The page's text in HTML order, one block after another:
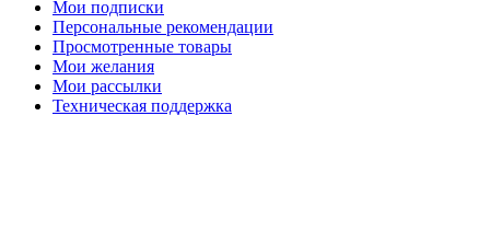
Мои подписки
Персональные рекомендации
Просмотренные товары
Мои желания
Мои рассылки
Техническая поддержка